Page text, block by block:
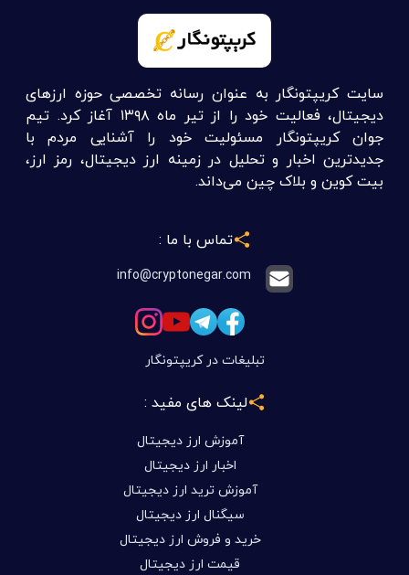
سایت کریپتونگار به عنوان رسانه تخصصی حوزه ارزهای
دیجیتال، فعالیت خود را از تیر ماه ۱۳۹۸ آغاز کرد. تیم
جوان کریپتونگار مسئولیت خود را آشنایی مردم با
جدیدترین اخبار و تحلیل در زمینه ارز دیجیتال، رمز ارز،
بیت کوین و بلاک چین می‌داند.
تماس با ما :
info@cryptonegar.com
تبلیغات در کریپتونگار
لینک های مفید :
آموزش ارز دیجیتال
اخبار ارز دیجیتال
آموزش ترید ارز دیجیتال
سیگنال ارز دیجیتال
خرید و فروش ارز دیجیتال
قیمت ارز دیجیتال